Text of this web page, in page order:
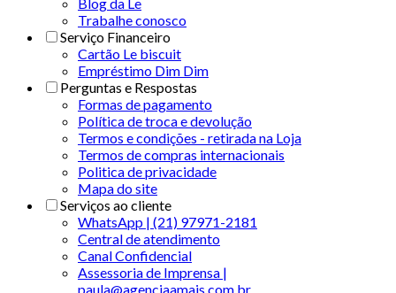
Trabalhe conosco
Serviço Financeiro
Cartão Le biscuit
Empréstimo Dim Dim
Perguntas e Respostas
Formas de pagamento
Política de troca e devolução
Termos e condições - retirada na Loja
Termos de compras internacionais
Politica de privacidade
Mapa do site
Serviços ao cliente
WhatsApp | (21) 97971-2181
Central de atendimento
Canal Confidencial
Assessoria de Imprensa |
paula@agenciaamais.com.br